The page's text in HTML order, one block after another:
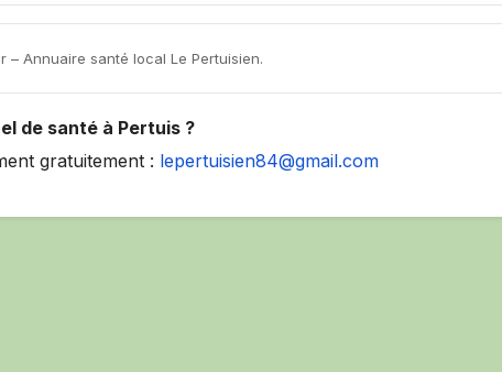
– Annuaire santé local Le Pertuisien.
de santé à Pertuis ?
gratuitement : lepertuisien84@gmail.com